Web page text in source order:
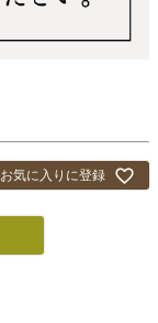
お気に入りに登録